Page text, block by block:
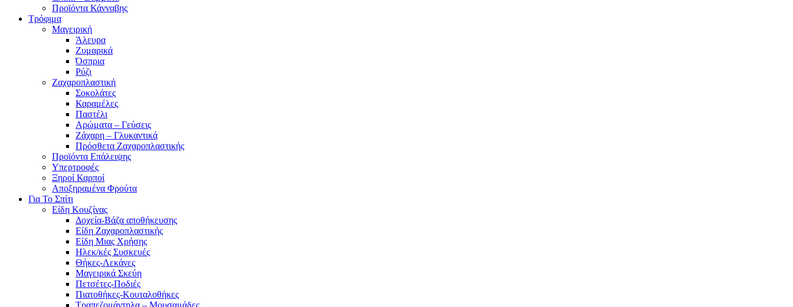
Προϊόντα Κάνναβης
Τρόφιμα
Μαγειρική
Άλευρα
Ζυμαρικά
Όσπρια
Ρύζι
Ζαχαροπλαστική
Σοκολάτες
Καραμέλες
Παστέλι
Αρώματα – Γεύσεις
Ζάχαρη – Γλυκαντικά
Πρόσθετα Ζαχαροπλαστικής
Προϊόντα Επάλειψης
Υπερτροφές
Ξηροί Καρποί
Αποξηραμένα Φρούτα
Για Το Σπίτι
Είδη Κουζίνας
Δοχεία-Βάζα αποθήκευσης
Είδη Ζαχαροπλαστικής
Είδη Μιας Χρήσης
Ηλεκ/κές Συσκευές
Θήκες-Λεκάνες
Μαγειρικά Σκεύη
Πετσέτες-Ποδιές
Πιατοθήκες-Κουταλοθήκες